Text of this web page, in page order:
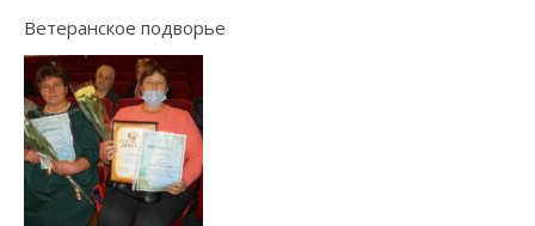
Ветеранское подворье